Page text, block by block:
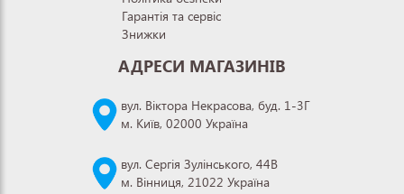
Гарантія та сервіс
Знижки
АДРЕСИ МАГАЗИНІВ
вул. Віктора Некрасова, буд. 1-3Г
м. Київ, 02000 Україна
вул. Сергія Зулінського, 44В
м. Вінниця, 21022 Україна